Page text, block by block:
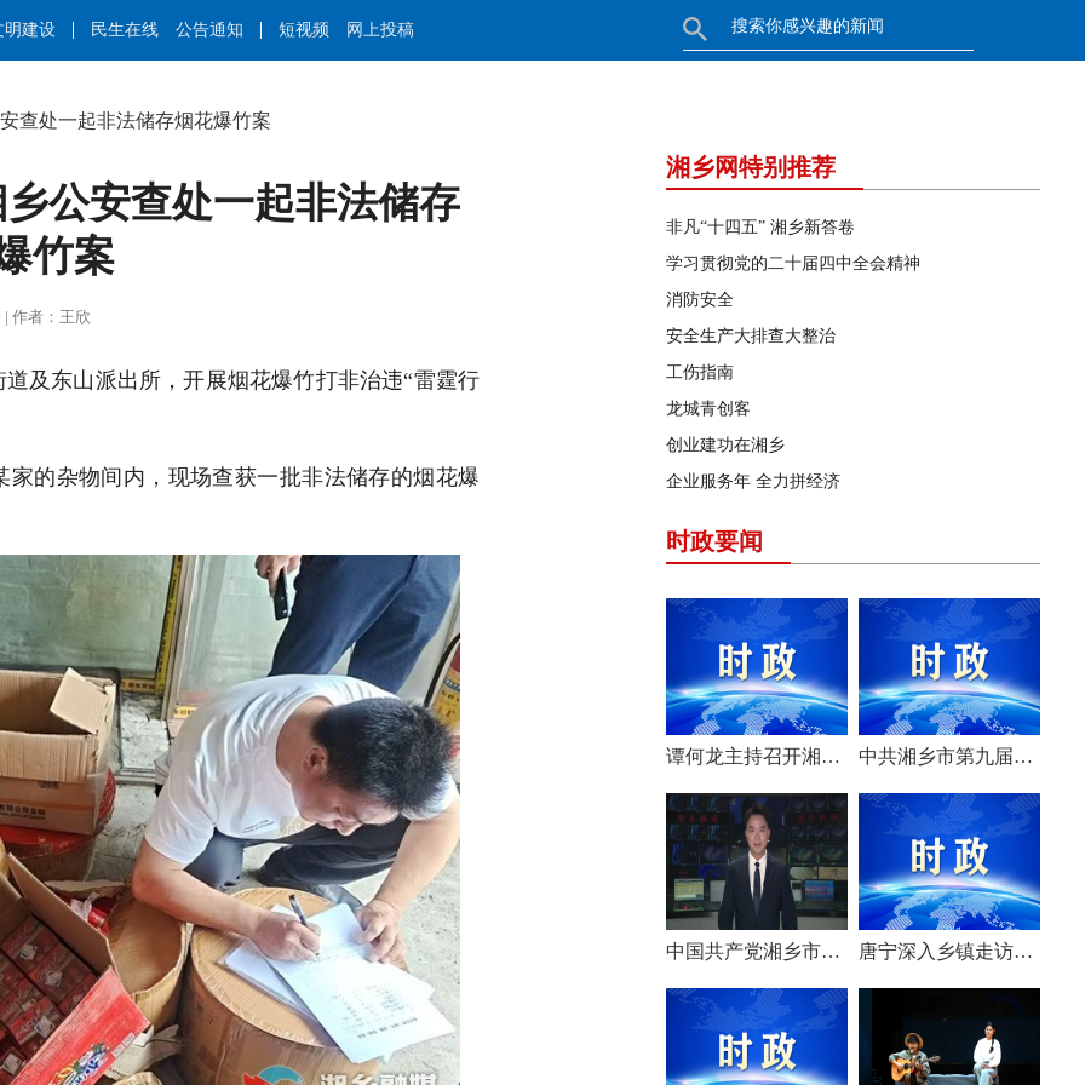
明建设 民生在线 公告通知 短视频 网上投稿
查处一起非法储存烟花爆竹案
公安查处一起非法储存
竹案
| 作者：王欣
及东山派出所，开展烟花爆竹打非治违“雷霆行
的杂物间内，现场查获一批非法储存的烟花爆
湘乡网特别推荐
非凡“十四五” 湘乡新答卷
学习贯彻党的二十届四中全会精神
消防安全
安全生产大排查大整治
工伤指南
龙城青创客
创业建功在湘乡
企业服务年 全力拼经济
时政要闻
谭何龙主持召开湘乡市第九届市委常委会（扩大）会议 中共湘乡市第九届委员会举行第一次全体会议 选举产生新一届市委常委班子
中国共产党湘乡市第九次代表大会胜利闭幕 唐宁深入乡镇走访调研